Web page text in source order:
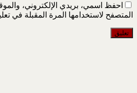
احفظ اسمي، بريدي الإلكتروني،
المتصفح لاستخدامها المرة المقبلة في